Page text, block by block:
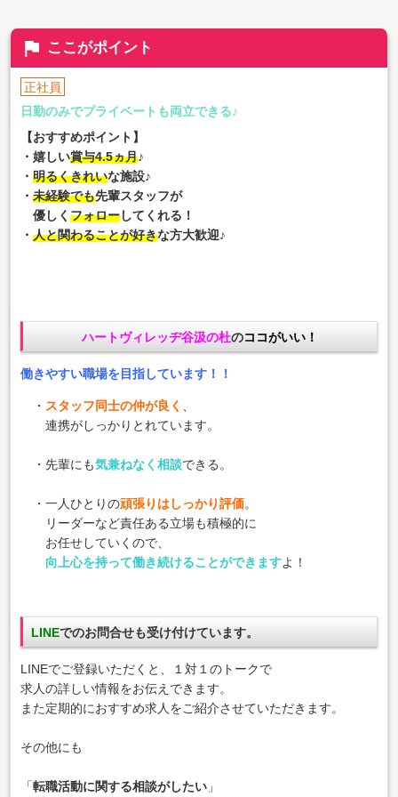
flag ここがポイント
正社員
日勤のみでプライベートも両立できる♪
【おすすめポイント】
・嬉しい賞与4.5ヵ月♪
・明るくきれいな施設♪
・未経験でも先輩スタッフが
優しくフォローしてくれる！
・人と関わることが好きな方大歓迎♪
ハートヴィレッヂ谷汲の杜のココがいい！
働きやすい職場を目指しています！！
・ スタッフ同士の仲が良く
連携がしっかりとれています。
・先輩にも気兼ねなく相談できる。
・一人ひとりの頑張りはしっかり評価。
リーダーなど責任ある立場も積極的に
お任せしていくので、
向上心を持って働き続けることができますよ！
LINEでのお問合せも受け付けています。
LINEでご登録いただくと、１対１のトークで
求人の詳しい情報をお伝えできます。
また定期的におすすめ求人をご紹介させていただきます。
その他にも
「転職活動に関する相談がしたい 」